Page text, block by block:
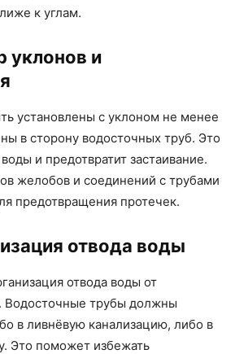
к углам.
уклонов и
установлены с уклоном не менее
в сторону водосточных труб. Это
и предотвратит застаивание.
желобов и соединений с трубами
предотвращения протечек.
отвода воды
отвода воды от
Водосточные трубы должны
в ливнёвую канализацию, либо в
Это поможет избежать